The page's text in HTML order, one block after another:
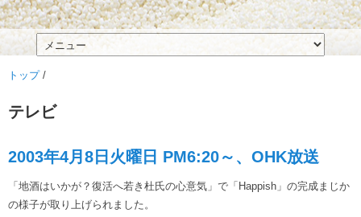
トップ/
テレビ
2003年4月8日火曜日 PM6:20～、OHK放送
「地酒はいかが？復活へ若き杜氏の心意気」で「Happish」の完成まじか
の様子が取り上げられました。